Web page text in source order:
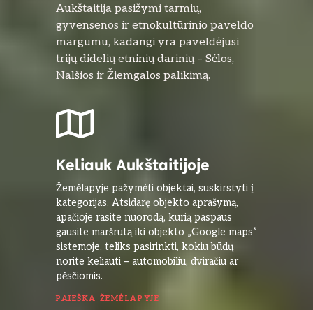
Aukštaitija pasižymi tarmių,
gyvensenos ir etnokultūrinio paveldo
margumu, kadangi yra paveldėjusi
trijų didelių etninių darinių – Sėlos,
Nalšios ir Žiemgalos palikimą.
Keliauk Aukštaitijoje
Žemėlapyje pažymėti objektai, suskirstyti į
kategorijas. Atsidarę objekto aprašymą,
apačioje rasite nuorodą, kurią paspaus
gausite maršrutą iki objekto „Google maps”
sistemoje, teliks pasirinkti, kokiu būdų
norite keliauti – automobiliu, dviračiu ar
pėsčiomis.
PAIEŠKA ŽEMĖLAPYJE